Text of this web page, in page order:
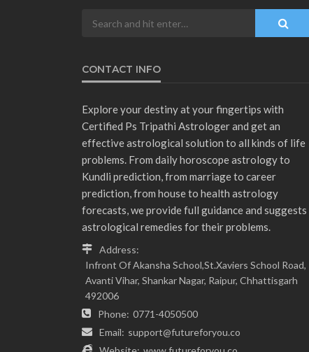
CONTACT INFO
Explore your destiny at your fingertips with
Certified Ps Tripathi Astrologer and get an
effective astrological solution to all kinds of life
problems. From daily horoscope astrology to
Kundli prediction, from marriage to career
prediction, from house to health astrology
forecasts, we provide full guidance and suggests
astrological remedies for their problems.
Address:
Infront Of Akansha School,St.Xaviers School Road,
Avanti Vihar, Shankar Nagar, Raipur, Chhattisgarh
492006
Phone: 0771-4050500
Email: support@futureforyou.co